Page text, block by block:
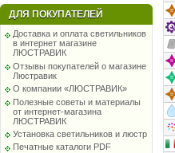
ДЛЯ ПОКУПАТЕЛЕЙ
Доставка и оплата светильников
в интернет магазине
ЛЮСТРАВИК
Отзывы покупателей о магазине
Люстравик
О компании «ЛЮСТРАВИК»
Полезные советы и материалы
от интернет-магазина
ЛЮСТРАВИК
Установка светильников и люстр
Печатные каталоги PDF